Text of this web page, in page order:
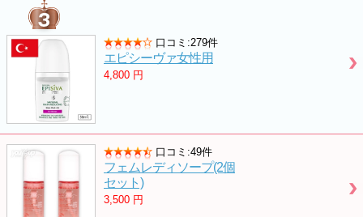
口コミ:279件
エピシーヴァ女性用
4,800 円
口コミ:49件
フェムレディソープ(2個
セット)
3,500 円